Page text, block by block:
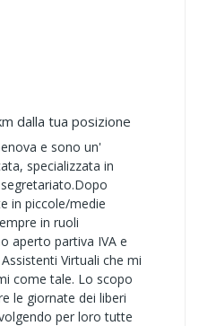
dalla tua posizione
e sono un'
specializzata in
​Dopo
in piccole/medie
in ruoli
aperto partiva IVA e
Virtuali che mi
come tale. Lo scopo
le giornate dei liberi
per loro tutte